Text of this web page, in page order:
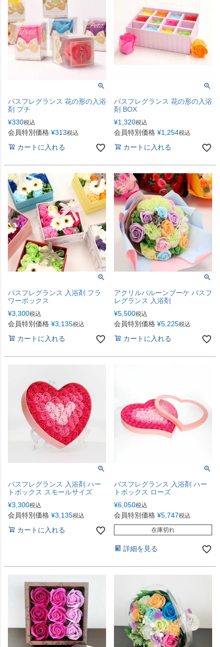
バスフレグランス 花の形の入浴
剤 プチ
¥330税込
会員特別価格 ¥313税込
カートに入れる
バスフレグランス 花の形の入浴
剤 BOX
¥1,320税込
会員特別価格 ¥1,254税込
カートに入れる
バスフレグランス 入浴剤 フラ
ワーボックス
¥3,300税込
会員特別価格 ¥3,135税込
カートに入れる
アクリルバルーンブーケ バスフ
レグランス 入浴剤
¥5,500税込
会員特別価格 ¥5,225税込
カートに入れる
バスフレグランス 入浴剤 ハー
トボックス スモールサイズ
¥3,300税込
会員特別価格 ¥3,135税込
カートに入れる
バスフレグランス 入浴剤 ハー
トボックス ローズ
¥6,050税込
会員特別価格 ¥5,747税込
在庫切れ
詳細を見る